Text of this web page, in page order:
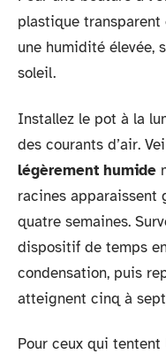
plastique transparent
une humidité élevée,
soleil.
Installez le pot à la
des courants d’air.
légèrement humide
racines apparaissent
quatre semaines.
dispositif de temps
condensation, puis
atteignent cinq à
Pour ceux qui tentent